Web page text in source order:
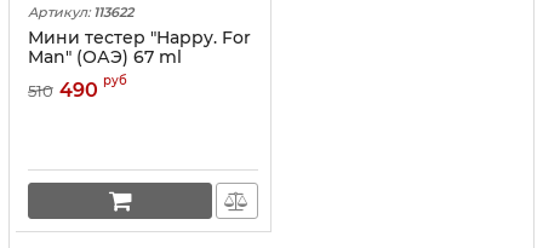
Артикул: 113622
Мини тестер "Happy. For
Man" (ОАЭ) 67 ml
510 490 руб